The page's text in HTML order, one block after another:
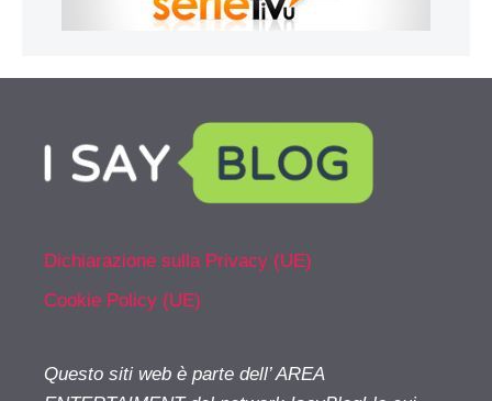
Dichiarazione sulla Privacy (UE)
Cookie Policy (UE)
Questo siti web è parte dell’ AREA